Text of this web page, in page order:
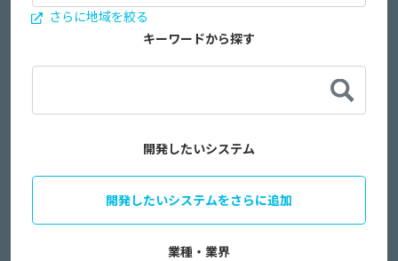
さらに地域を絞る
キーワードから探す
開発したいシステム
開発したいシステムをさらに追加
業種・業界